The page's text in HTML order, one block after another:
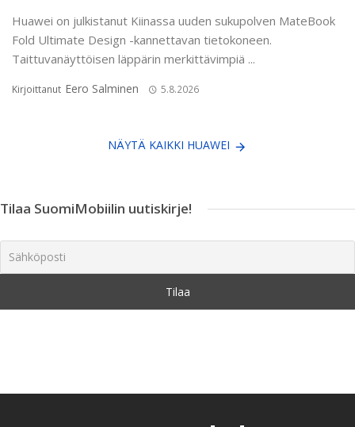
Huawei on julkistanut Kiinassa uuden sukupolven MateBook
Fold Ultimate Design -kannettavan tietokoneen.
Taittuvanäyttöisen läppärin merkittävimpiä ...
Kirjoittanut Eero Salminen 5.8.2026
NÄYTÄ KAIKKI HUAWEI
Tilaa SuomiMobiilin uutiskirje!